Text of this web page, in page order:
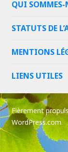
QUI SOMMES-
STATUTS DE
MENTIONS
LIENS UTILES
Fièrement
WordPress.com.